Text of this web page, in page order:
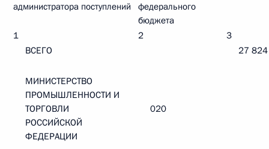
администратора поступлений
федерального
бюджета
1
2
3
ВСЕГО
27
МИНИСТЕРСТВО
ПРОМЫШЛЕННОСТИ И
ТОРГОВЛИ
РОССИЙСКОЙ
ФЕДЕРАЦИИ
020